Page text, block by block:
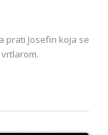
prati Josefin koja se